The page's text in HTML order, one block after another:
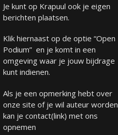
Je kunt op Krapuul ook je eigen
berichten plaatsen.
Klik hiernaast op de optie “Open
Podium” en je komt in een
omgeving waar je jouw bijdrage
kunt indienen.
Als je een opmerking hebt over
onze site of je wil auteur worden
kan je contact(link) met ons
opnemen